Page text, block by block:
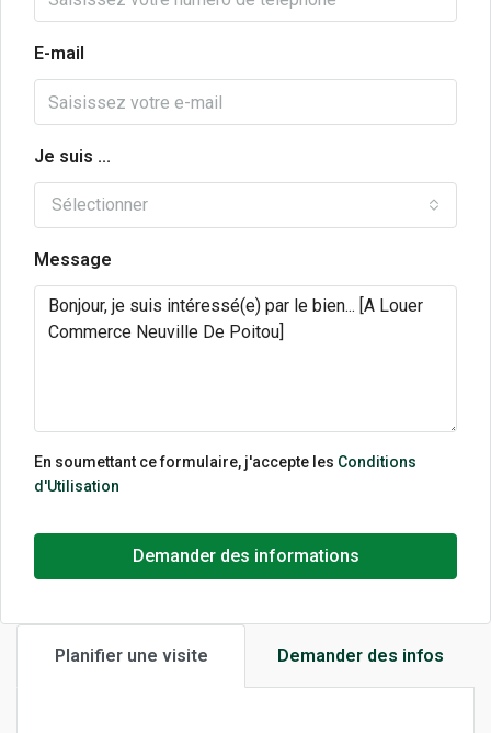
E-mail
Je suis ...
Sélectionner
Message
En soumettant ce formulaire, j'accepte les Conditions
d'Utilisation
Demander des informations
Planifier une visite Demander des infos